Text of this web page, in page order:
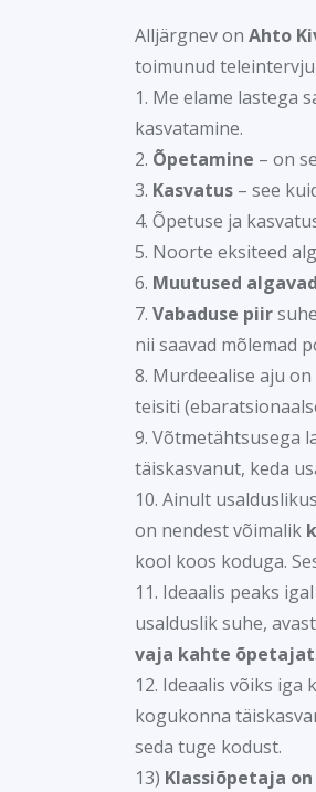
Alljärgnev on Ahto
toimunud
1. Me elame lastega
kasvatamine.
2. Õpetamine – on
3. Kasvatus – see
4. Õpetuse ja
5. Noorte eksiteed
6. Muutused
7. Vabaduse piir
nii saavad mõlemad
8. Murdeealise aju on
teisiti
9. Võtmetähtsusega
täiskasvanut, keda
10. Ainult
on nendest võimalik
kool koos koduga.
11. Ideaalis peaks
usalduslik suhe,
vaja kahte õpetajat.
12. Ideaalis võiks
kogukonna
seda tuge kodust.
13) Klassiõpetaja